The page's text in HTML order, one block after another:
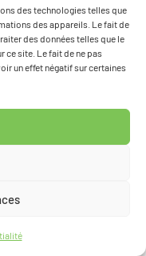
des technologies telles que
des appareils. Le fait de
des données telles que le
ce site. Le fait de ne pas
un effet négatif sur certaines